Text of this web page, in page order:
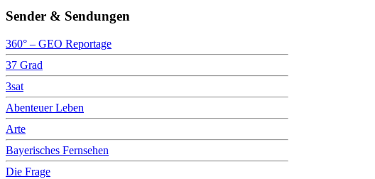
Sender & Sendungen
360° – GEO Reportage
37 Grad
3sat
Abenteuer Leben
Arte
Bayerisches Fernsehen
Die Frage